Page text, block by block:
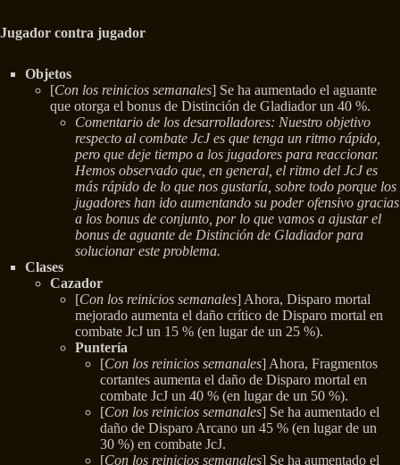
Jugador contra jugador
Objetos
[Con los reinicios semanales] Se ha aumentado el aguante
que otorga el bonus de Distinción de Gladiador un 40 %.
Comentario de los desarrolladores: Nuestro objetivo
respecto al combate JcJ es que tenga un ritmo rápido,
pero que deje tiempo a los jugadores para reaccionar.
Hemos observado que, en general, el ritmo del JcJ es
más rápido de lo que nos gustaría, sobre todo porque los
jugadores han ido aumentando su poder ofensivo gracias
a los bonus de conjunto, por lo que vamos a ajustar el
bonus de aguante de Distinción de Gladiador para
solucionar este problema.
Clases
Cazador
[Con los reinicios semanales] Ahora, Disparo mortal
mejorado aumenta el daño crítico de Disparo mortal en
combate JcJ un 15 % (en lugar de un 25 %).
Puntería
[Con los reinicios semanales] Ahora, Fragmentos
cortantes aumenta el daño de Disparo mortal en
combate JcJ un 40 % (en lugar de un 50 %).
[Con los reinicios semanales] Se ha aumentado el
daño de Disparo Arcano un 45 % (en lugar de un
30 %) en combate JcJ.
[Con los reinicios semanales] Se ha aumentado el